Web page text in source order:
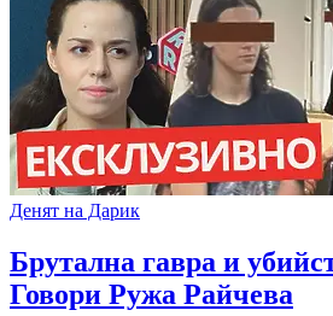
Денят на Дарик
Брутална гавра и
Говори Ружа Райчева